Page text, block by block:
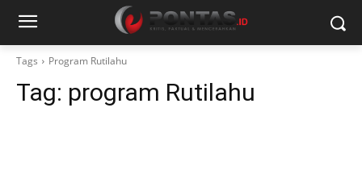
Tags Program Rutilahu
Tag: program Rutilahu